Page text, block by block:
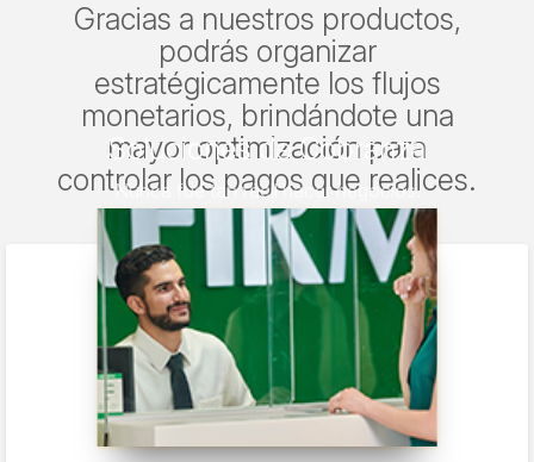
Soluciones de Cobranza
Nunca fue tan fácil hacer negocios.
Gracias a nuestros productos,
podrás organizar
estratégicamente los flujos
monetarios, brindándote una
mayor optimización para
controlar los pagos que realices.